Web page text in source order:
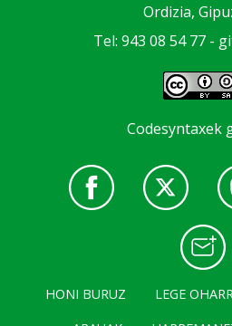
Ordizia,
Tel: 943 08 54 77 -
Codesyntaxek
HONI BURUZ LEGE